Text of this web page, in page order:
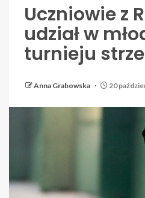
Uczniowie z
udział w
turnieju
Anna Grabowska 20